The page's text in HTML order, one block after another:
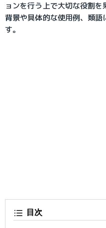
ョンを行う上で大切な役割
背景や具体的な使用例、類
す。
目次